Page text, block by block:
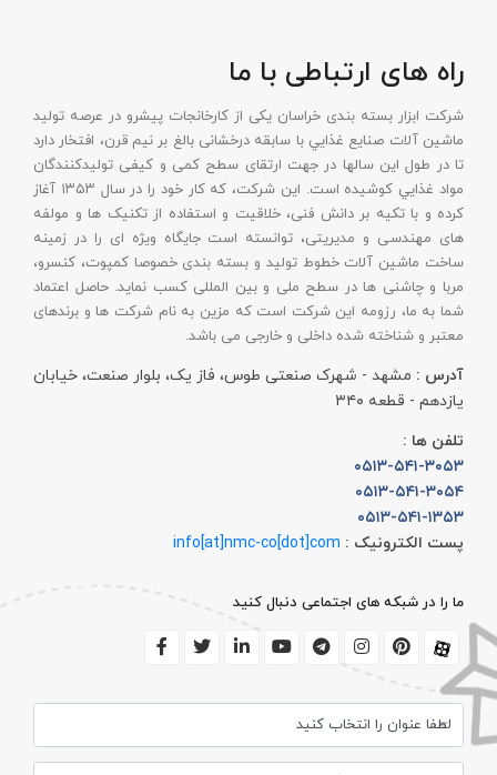
راه های ارتباطی با ما
شرکت ابزار بسته بندی خراسان یکی از کارخانجات پیشرو در عرصه تولید
ماشين آلات صنايع غذايي با سابقه درخشانی بالغ بر نیم قرن، افتخار دارد
تا در طول این سالها در جهت ارتقای سطح کمی و کيفی توليدکنندگان
مواد غذايي کوشیده است. این شرکت، که کار خود را در سال ۱۳۵۳ آغاز
کرده و با تکيه بر دانش فنی، خلاقيت و استفاده از تکنيک ها و مولفه
های مهندسی و مديريتی، توانسته است جايگاه ويژه ای را در زمينه
ساخت ماشين آلات خطوط توليد و بسته بندی خصوصا کمپوت، کنسرو،
مربا و چاشنی ها در سطح ملی و بین المللی کسب نمايد. حاصل اعتماد
شما به ما، رزومه این شرکت است که مزین به نام شرکت ها و برندهای
معتبر و شناخته شده داخلی و خارجی می باشد.
آدرس : مشهد - شهرک صنعتی طوس، فاز یک، بلوار صنعت، خیابان
یازدهم - قطعه ۳۴۰
تلفن ها :
۰۵۱۳-۵۴۱-۳۰۵۳
۰۵۱۳-۵۴۱-۳۰۵۴
۰۵۱۳-۵۴۱-۱۳۵۳
پست الکترونیک :
ما را در شبکه های اجتماعی دنبال کنید